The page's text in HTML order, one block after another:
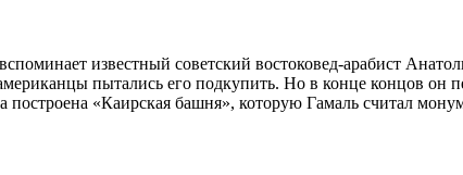
известный советский востоковед-арабист
пытались его подкупить. Но в конце концов он
построена «Каирская башня», которую Гамаль считал